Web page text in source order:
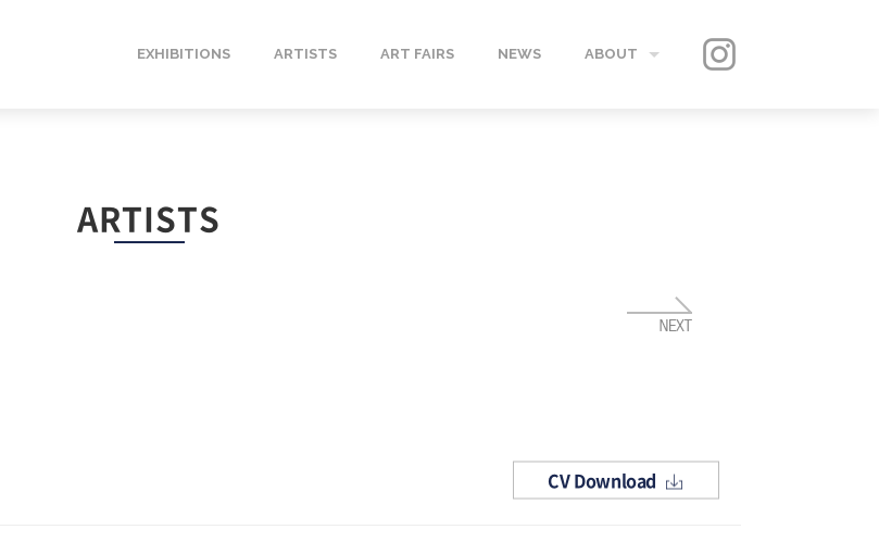
EXHIBITIONS ARTISTS ART FAIRS NEWS ABOUT
ARTISTS
CV Download